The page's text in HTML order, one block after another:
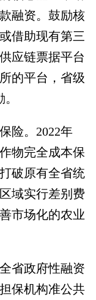
融资。鼓励核
借助现有第三
应链票据平台
的平台，省级
险。2022年
物完全成本保
破原有全省统
域实行差别费
市场化的农业
省政府性融资
保机构准公共